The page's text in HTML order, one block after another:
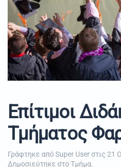
Επίτιμοι
Τμήματος
Γράφτηκε από Super User στις 21
Δημοσιεύτηκε στοΤμήμα.